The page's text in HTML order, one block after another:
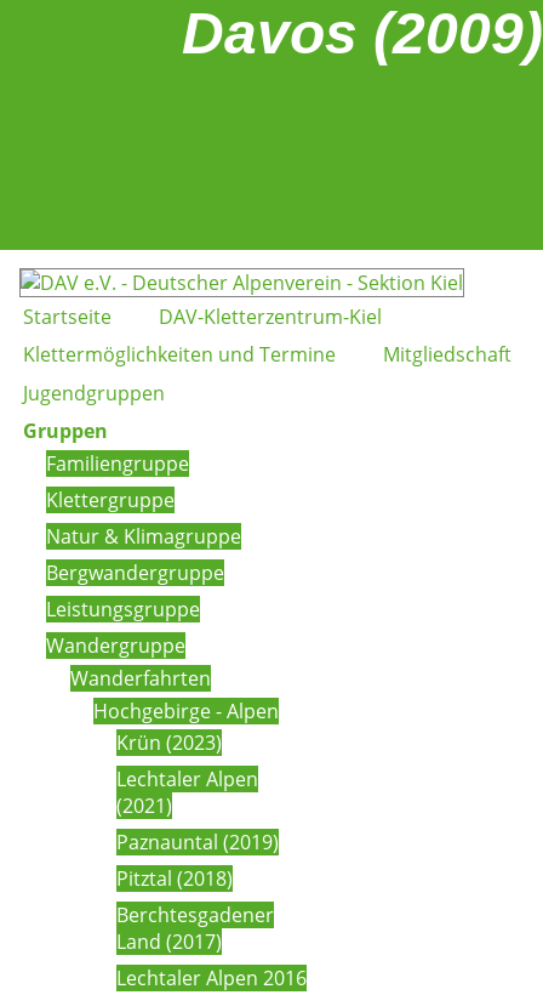
Davos (2009)
Startseite
DAV-Kletterzentrum-Kiel
Klettermöglichkeiten und Termine
Mitgliedschaft
Jugendgruppen
Gruppen
Familiengruppe
Klettergruppe
Natur & Klimagruppe
Bergwandergruppe
Leistungsgruppe
Wandergruppe
Wanderfahrten
Hochgebirge - Alpen
Krün (2023)
Lechtaler Alpen
(2021)
Paznauntal (2019)
Pitztal (2018)
Berchtesgadener
Land (2017)
Lechtaler Alpen 2016